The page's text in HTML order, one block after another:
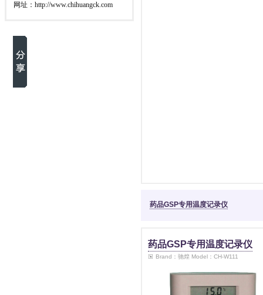
网址：http://www.chihuangck.com
药品GSP专用温度记录仪
药品GSP专用温度记录仪
Brand：驰煌 Model：CH-W111